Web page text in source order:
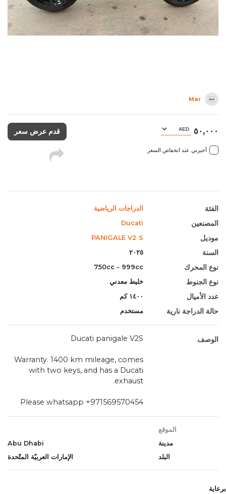
Mar
٥٠,٠٠٠
أخبرني عند انخفاض السعر
قدم عرض سعر
الفئة الدراجات الرياضية
المصنعين Ducati
موديل PANIGALE V2 S
السنة ٢٠٢٥
نوع المحرك 750cc - 999cc
نوع الجنوط خليط معدني
عدد الأميال ١٤٠٠ كم
حالة الدراجة نارية مستخدم
الوصف Ducati panigale V2S
Warranty. 1400 km mileage, comes
with two keys, and has a Ducati
exhaust.
Please whatsapp +971569570454
الموقع
مدينة
Abu Dhabi
البلد
الإمارات العربيّة المتّحدة
برعاية